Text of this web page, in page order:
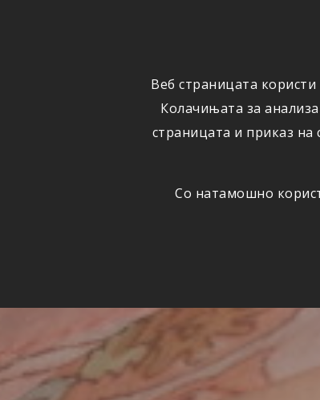
Веб страницата
Колачињата за
страницата и приказ
Со натамошно
ОСИГУРУВАЊЕ